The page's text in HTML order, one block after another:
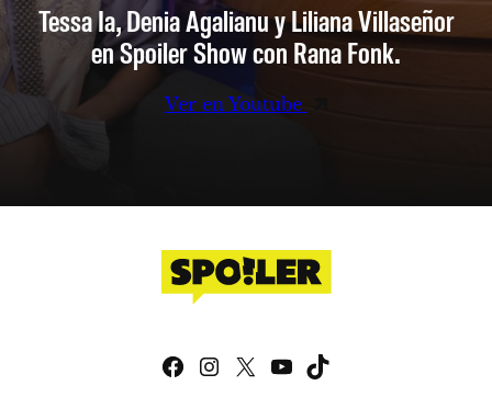
Tessa Ia, Denia Agalianu y Liliana Villaseñor
en Spoiler Show con Rana Fonk.
Ver en Youtube
Facebook
Instagram
X YouTube